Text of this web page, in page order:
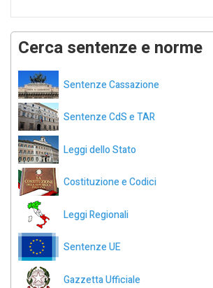
Cerca sentenze e norme
Sentenze Cassazione
Sentenze CdS e TAR
Leggi dello Stato
Costituzione e Codici
Leggi Regionali
Sentenze UE
Gazzetta Ufficiale